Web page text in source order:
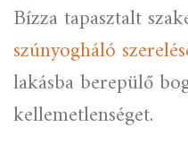
Bízza tapasztalt
szúnyogháló
lakásba berepülő
kellemetlenséget.